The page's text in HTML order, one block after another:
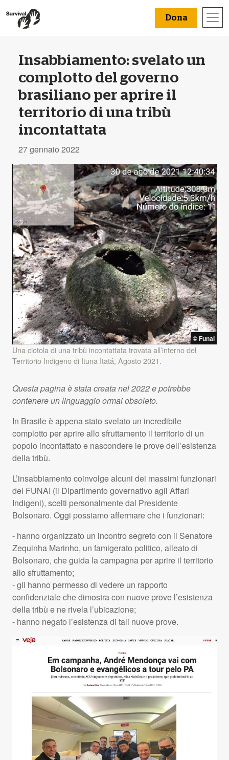
Dona
Insabbiamento: svelato un
complotto del governo
brasiliano per aprire il
territorio di una tribù
incontattata
27 gennaio 2022
© Funai
Una ciotola di una tribù incontattata trovata all’interno del
Territorio Indigeno di Ituna Itatá, Agosto 2021.
Questa pagina è stata creata nel 2022 e potrebbe
contenere un linguaggio ormai obsoleto.
In Brasile è appena stato svelato un incredibile
complotto per aprire allo sfruttamento il territorio di un
popolo incontattato e nascondere le prove dell’esistenza
della tribù.
L’insabbiamento coinvolge alcuni dei massimi funzionari
del FUNAI (il Dipartimento governativo agli Affari
Indigeni), scelti personalmente dal Presidente
Bolsonaro. Oggi possiamo affermare che i funzionari:
- hanno organizzato un incontro segreto con il Senatore
Zequinha Marinho, un famigerato politico, alleato di
Bolsonaro, che guida la campagna per aprire il territorio
allo sfruttamento;
- gli hanno permesso di vedere un rapporto
confidenziale che dimostra con nuove prove l’esistenza
della tribù e ne rivela l’ubicazione;
- hanno negato l’esistenza di tali nuove prove.